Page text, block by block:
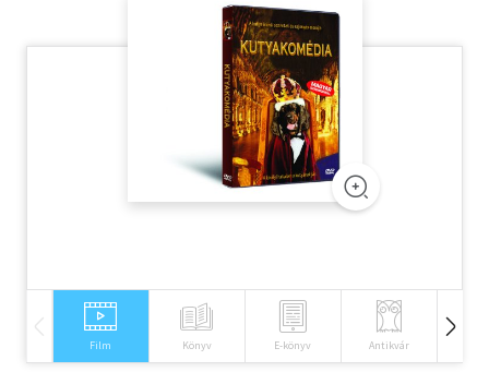
Társadalomtudomány
Természettudomány
Film Könyv E-könyv Antikvár